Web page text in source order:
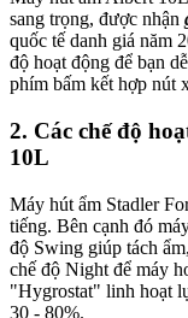
sang trọng, được nhận
quốc tế danh giá năm
độ hoạt động để bạn
phím bấm kết hợp nút
2. Các chế độ
10L
Máy hút ẩm Stadler
tiếng. Bên cạnh đó
độ Swing giúp tách
chế độ Night để máy
"Hygrostat" linh hoạt
30 - 80%.